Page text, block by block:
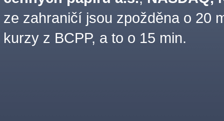
ze zahraničí jsou zpožděna o 20
kurzy z BCPP, a to o 15 min.